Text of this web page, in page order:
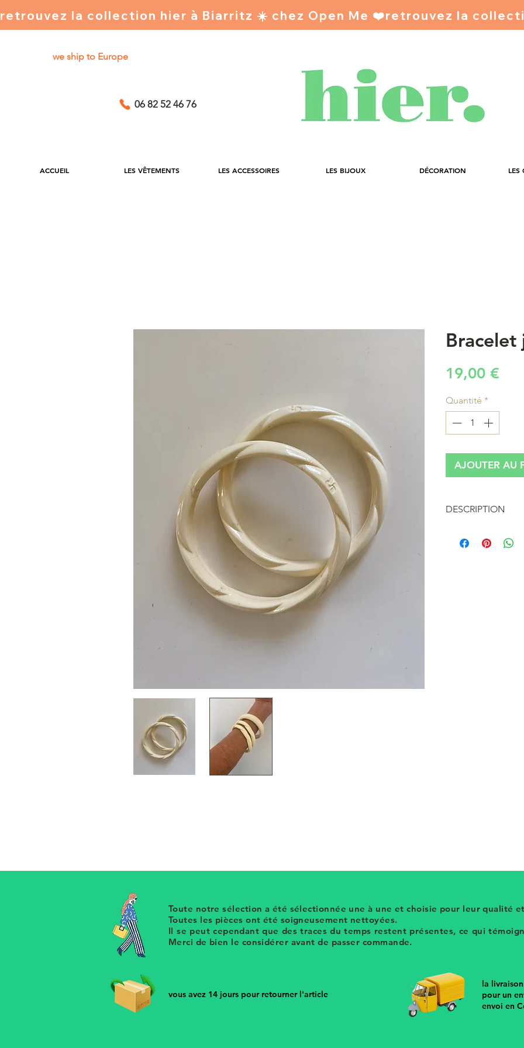
retrouvez la collection hier à Biarritz ☀️ chez Open Me ❤️
we ship to Europe
06 82 52 46 76
ACCUEIL LES VÊTEMENTS LES ACCESSOIRES LES BIJOUX DÉCORATION LES
Bracelet
19,00 €
Quantité *
AJOUTER AU
DESCRIPTION
Yves Rocher, ces
Toute notre sélection a été sélectionnée une à une et choisie pour leur qualité
Toutes les pièces ont été soigneusement nettoyées.
Il se peut cependant que des traces du temps restent présentes, ce qui
Merci de bien le considérer avant de passer commande.
vous avez 14 jours pour retourner l'article
la
pour un
envoi en